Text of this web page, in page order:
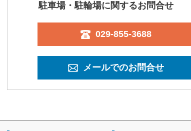
駐車場・駐輪場に関するお問合せ
029-855-3688
メールでのお問合せ